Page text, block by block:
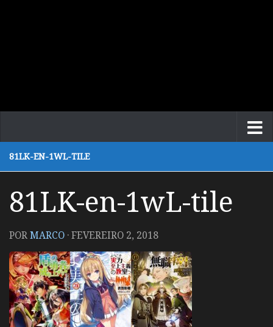
81LK-EN-1WL-TILE
81LK-en-1wL-tile
PORMARCO ·FEVEREIRO 2, 2018